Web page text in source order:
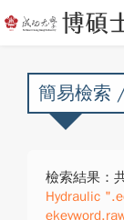
簡易檢索
檢索結果：
Hydraulic